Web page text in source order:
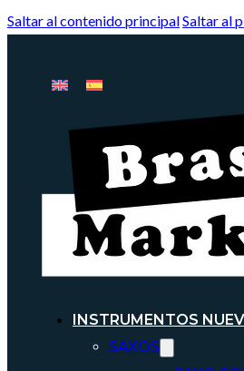
Saltar al contenido principalSaltar al
INSTRUMENTOS
SAXOS